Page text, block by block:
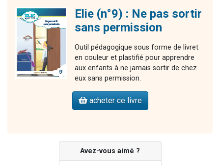
Elie (n°9) : Ne pas sortir
sans permission
Outil pédagogique sous forme de livret
en couleur et plastifié pour apprendre
aux enfants à ne jamais sortir de chez
eux sans permission.
acheter ce livre
Avez-vous aimé ?